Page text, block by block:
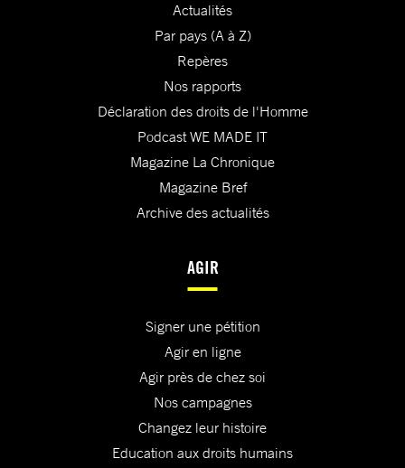
Actualités
Par pays (A à Z)
Repères
Nos rapports
Déclaration des droits de l'Homme
Podcast WE MADE IT
Magazine La Chronique
Magazine Bref
Archive des actualités
AGIR
Signer une pétition
Agir en ligne
Agir près de chez soi
Nos campagnes
Changez leur histoire
Education aux droits humains